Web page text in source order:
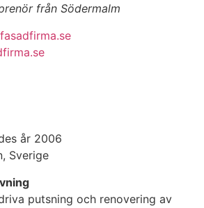
från Södermalm
år 2006
Sverige
putsning och renovering av